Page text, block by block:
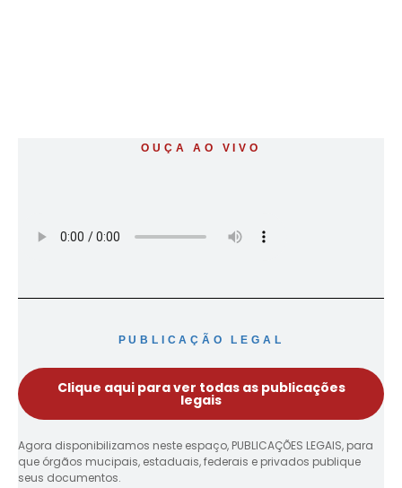
OUÇA AO VIVO
PUBLICAÇÃO LEGAL
Clique aqui para ver todas as publicações
legais
Agora disponibilizamos neste espaço, PUBLICAÇÕES LEGAIS, para
que órgãos mucipais, estaduais, federais e privados publique
seus documentos.